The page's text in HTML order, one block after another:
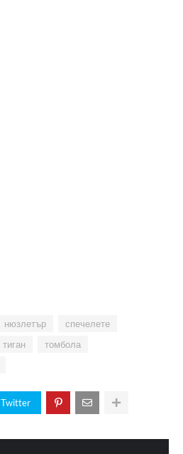
нюзлетър
спечелете
тиган
томбола
Twitter